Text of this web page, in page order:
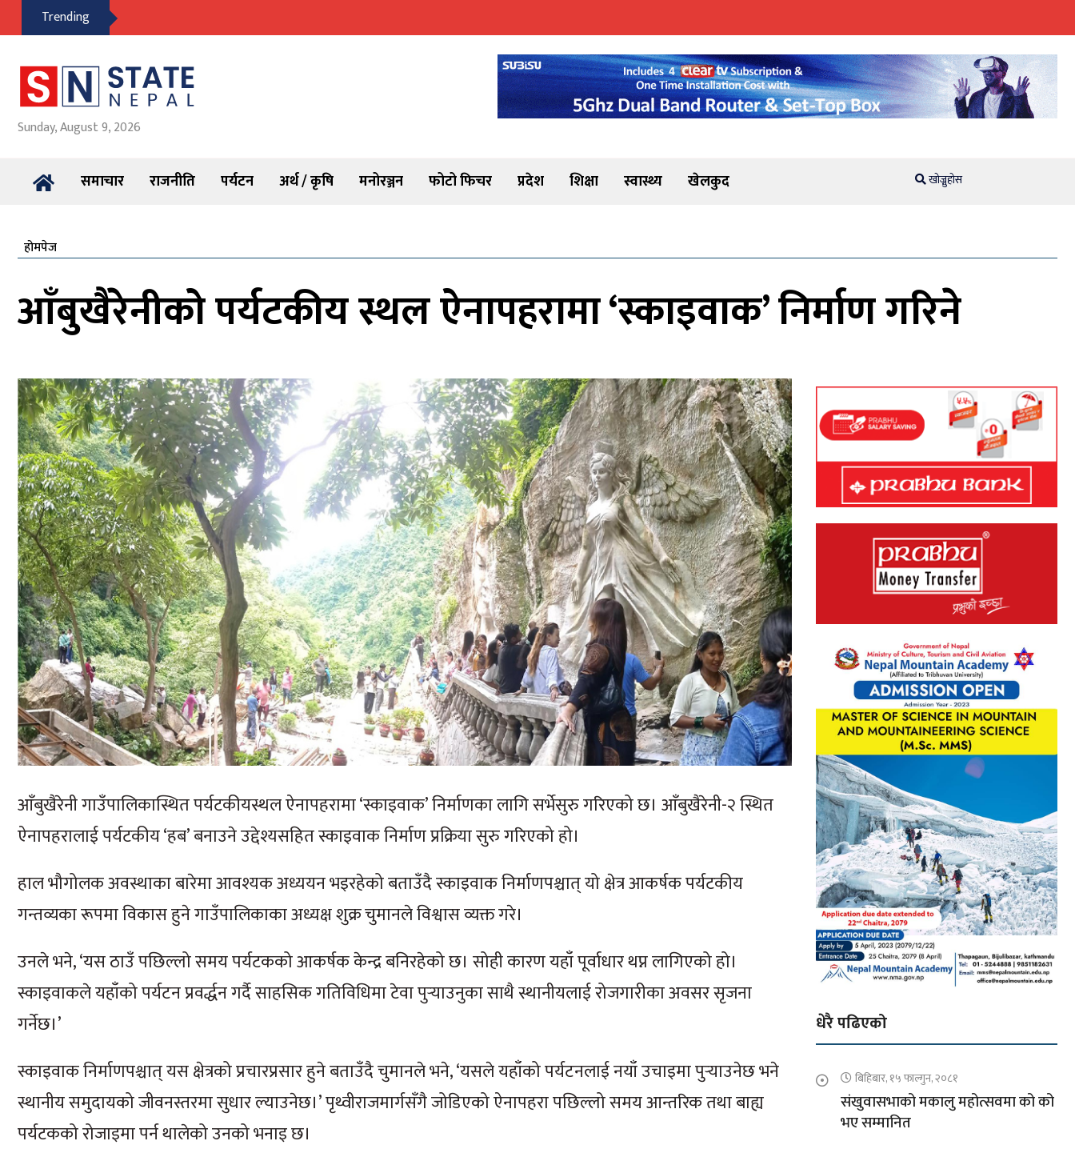
Trending
Sunday, August 9, 2026
समाचार राजनीति पर्यटन अर्थ / कृषि मनोरञ्जन फोटो फिचर प्रदेश शिक्षा स्वास्थ्य खेलकुद खोज्नुहोस
होमपेज
आँबुखैरेनीको पर्यटकीय स्थल ऐनापहरामा ‘स्काइवाक’ निर्माण गरिने
आँबुखैरेनी गाउँपालिकास्थित पर्यटकीयस्थल ऐनापहरामा ‘स्काइवाक’ निर्माणका लागि सर्भेसुरु गरिएको छ। आँबुखैरेनी-२ स्थित
ऐनापहरालाई पर्यटकीय ‘हब’ बनाउने उद्देश्यसहित स्काइवाक निर्माण प्रक्रिया सुरु गरिएको हो।
हाल भौगोलक अवस्थाका बारेमा आवश्यक अध्ययन भइरहेको बताउँदै स्काइवाक निर्माणपश्चात् यो क्षेत्र आकर्षक पर्यटकीय
गन्तव्यका रूपमा विकास हुने गाउँपालिकाका अध्यक्ष शुक्र चुमानले विश्वास व्यक्त गरे।
उनले भने, ‘यस ठाउँ पछिल्लो समय पर्यटकको आकर्षक केन्द्र बनिरहेको छ। सोही कारण यहाँ पूर्वाधार थप्न लागिएको हो।
स्काइवाकले यहाँको पर्यटन प्रवर्द्धन गर्दै साहसिक गतिविधिमा टेवा पुर्‍याउनुका साथै स्थानीयलाई रोजगारीका अवसर सृजना
गर्नेछ।’
स्काइवाक निर्माणपश्चात् यस क्षेत्रको प्रचारप्रसार हुने बताउँदै चुमानले भने, ‘यसले यहाँको पर्यटनलाई नयाँ उचाइमा पुर्‍याउनेछ भने
स्थानीय समुदायको जीवनस्तरमा सुधार ल्याउनेछ।’ पृथ्वीराजमार्गसँगै जोडिएको ऐनापहरा पछिल्लो समय आन्तरिक तथा बाह्य
पर्यटकको रोजाइमा पर्न थालेको उनको भनाइ छ।
धेरै पढिएको
बिहिबार, १५ फाल्गुन, २०८१
संखुवासभाको मकालु महोत्सवमा को को
भए सम्मानित